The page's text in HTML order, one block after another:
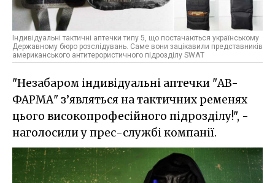
Індивідуальні тактичні аптечки типу 5, що постачаються українському
Державному бюро розслідувань. Саме вони зацікавили представників
американського антитерористичного підрозділу SWAТ
"Незабаром індивідуальні аптечки "АВ-
ФАРМА" з’являться на тактичних ременях
цього високопрофесійного підрозділу!", -
наголосили у прес-службі компанії.